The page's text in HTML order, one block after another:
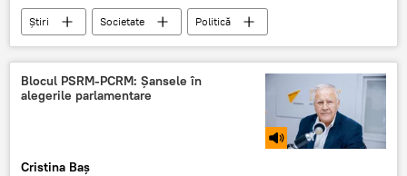
Știri Societate
Politică
ALEGERI PARLAMENTARE 2021
cec
alegeri
Blocul PSRM-PCRM: Șansele în
alegerile parlamentare
Cristina Baș